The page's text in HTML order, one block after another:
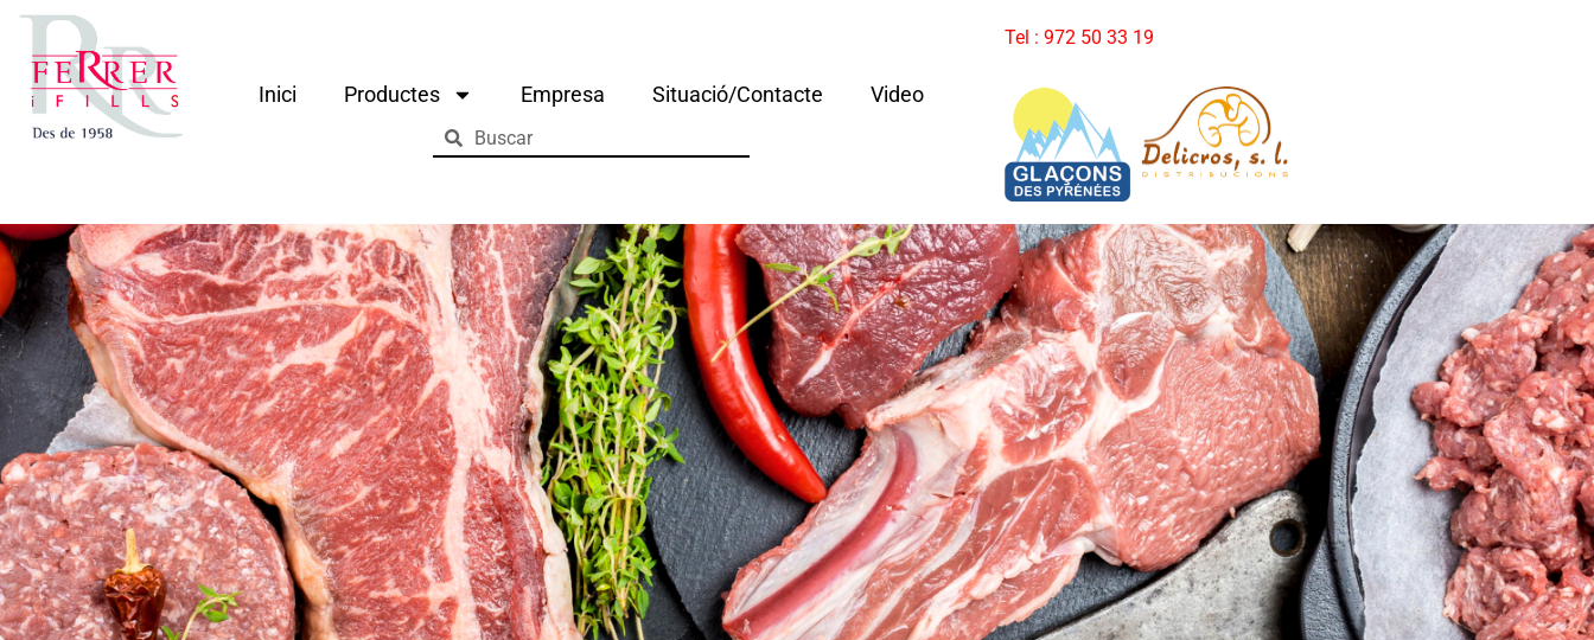
Inici Productes Empresa Situació/Contacte Video
Tel : 972 50 33 19